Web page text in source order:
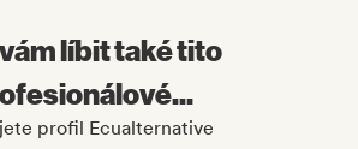
líbit také tito
profil Ecualternative